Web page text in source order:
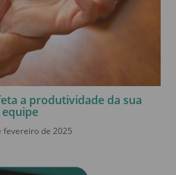
a produtividade da sua
equipe
fevereiro de 2025